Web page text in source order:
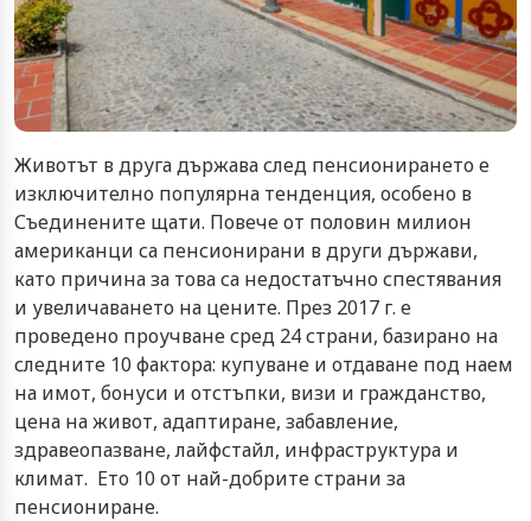
Животът в друга държава след пенсионирането е
изключително популярна тенденция, особено в
Съединените щати. Повече от половин милион
американци са пенсионирани в други държави,
като причина за това са недостатъчно спестявания
и увеличаването на цените. През 2017 г. е
проведено проучване сред 24 страни, базирано на
следните 10 фактора: купуване и отдаване под наем
на имот, бонуси и отстъпки, визи и гражданство,
цена на живот, адаптиране, забавление,
здравеопазване, лайфстайл, инфраструктура и
климат. Ето 10 от най-добрите страни за
пенсиониране.